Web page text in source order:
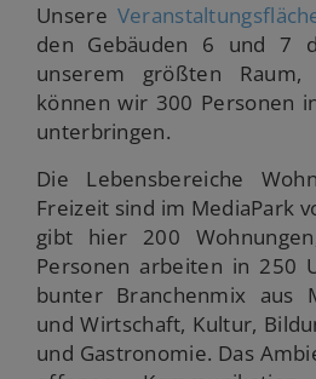
Unsere
den Gebäuden 6 und 7
unserem größten
können wir 300 Personen
unterbringen.
Die Lebensbereiche
Freizeit sind im MediaPark
gibt hier 200
Personen arbeiten in 250
bunter Branchenmix aus
und Wirtschaft, Kultur,
und Gastronomie. Das